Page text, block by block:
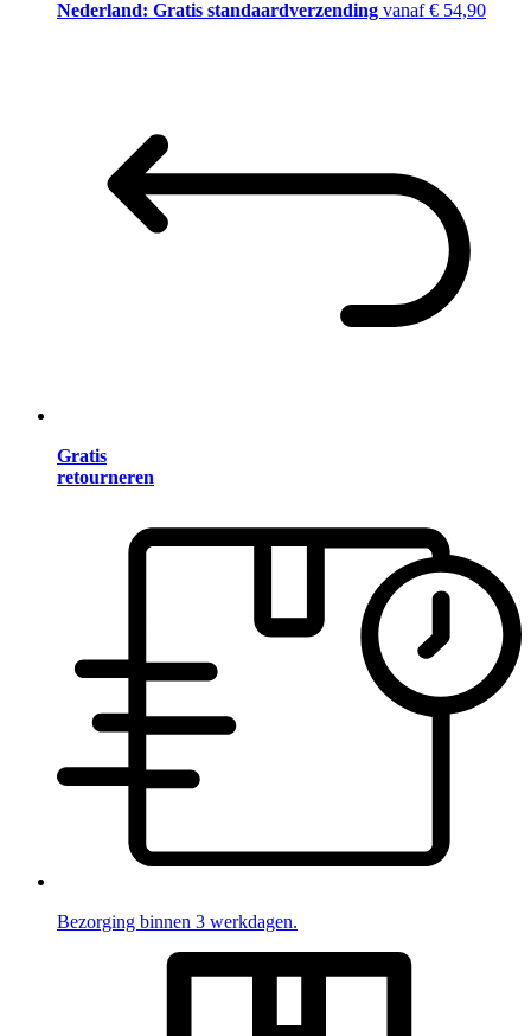
Nederland: Gratis standaardverzending vanaf € 54,90
Gratis
retourneren
Bezorging binnen 3 werkdagen.